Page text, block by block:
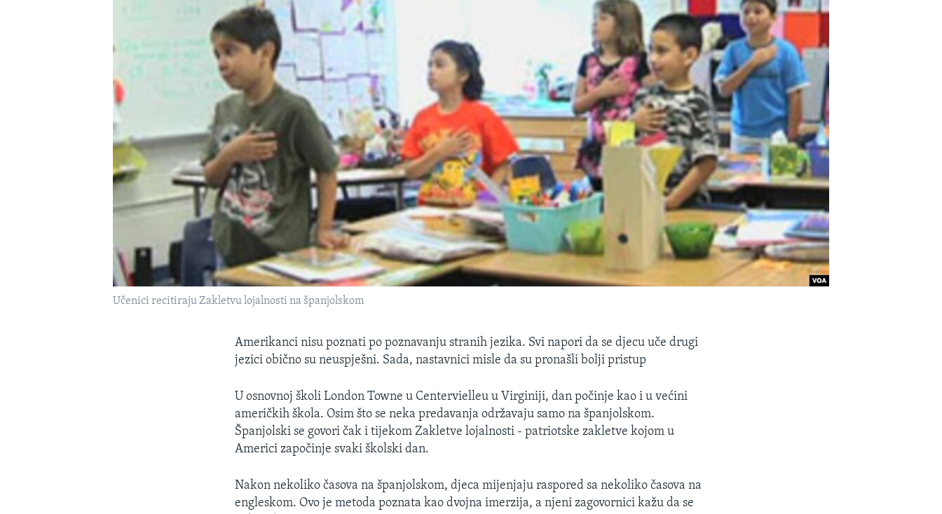
Učenici recitiraju Zakletvu lojalnosti na španjolskom
Amerikanci nisu poznati po poznavanju stranih jezika. Svi napori da se djecu uče drugi
jezici obično su neuspješni. Sada, nastavnici misle da su pronašli bolji pristup
U osnovnoj školi London Towne u Centervielleu u Virginiji, dan počinje kao i u većini
američkih škola. Osim što se neka predavanja održavaju samo na španjolskom.
Španjolski se govori čak i tijekom Zakletve lojalnosti - patriotske zakletve kojom u
Americi započinje svaki školski dan.
Nakon nekoliko časova na španjolskom, djeca mijenjaju raspored sa nekoliko časova na
engleskom. Ovo je metoda poznata kao dvojna imerzija, a njeni zagovornici kažu da se